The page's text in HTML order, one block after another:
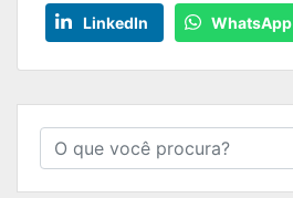
LinkedIn WhatsApp